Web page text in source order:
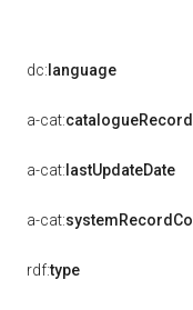
dc: language
a-cat:
a-cat: lastUpdateDate
a-cat:
rdf:type